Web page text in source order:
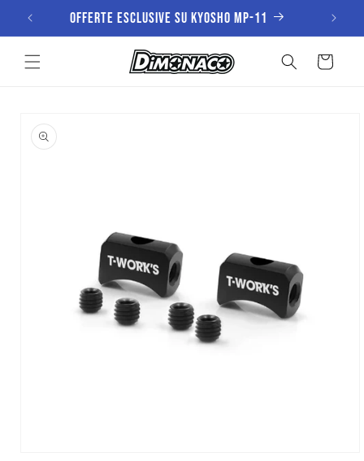
direttamenteOfferte esclusive su KYOSHO MP-11
Carrello
informazioni
sul prodotto